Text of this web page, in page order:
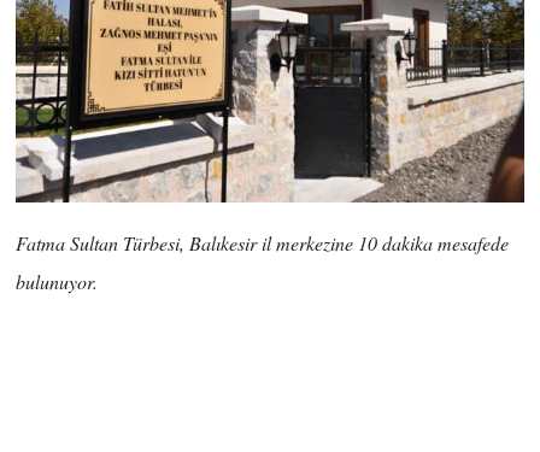
Fatma Sultan Türbesi, Balıkesir il merkezine 10 dakika mesafede
bulunuyor.